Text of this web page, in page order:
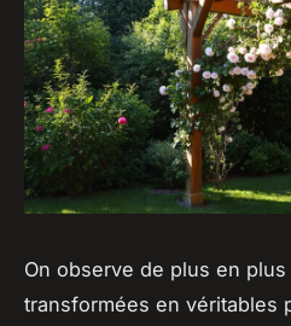
On observe de plus en
transformées en véritables